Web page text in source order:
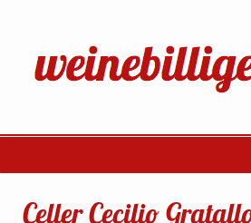
Celler Cecilio